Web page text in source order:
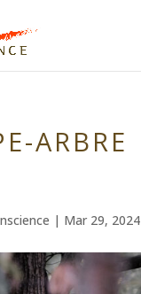
ARBRE
| Mar 29, 2024